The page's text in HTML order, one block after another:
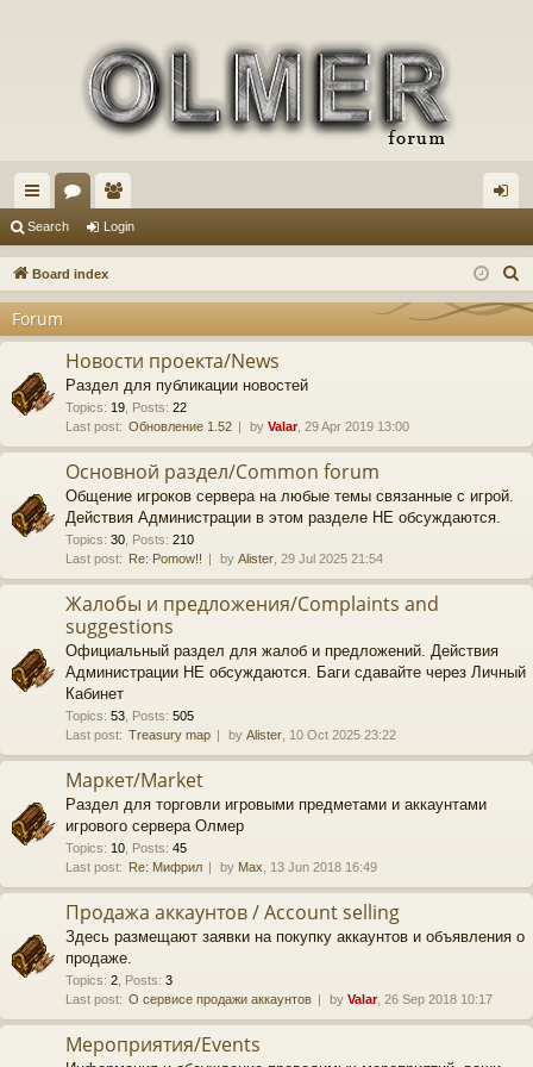
ui
ck
ks
or
u
s
e
m
rs
in
Search Login
Board index
Forum
Новости проекта/News
Раздел для публикации новостей
Topics: 19 Posts: 22
Last post: Обновление 1.52 by Valar, 29 Apr 2019 13:00
Основной раздел/Common forum
Общение игроков сервера на любые темы связанные с игрой.
Действия Администрации в этом разделе НЕ обсуждаются.
Topics: 30 Posts: 210
Last post: Re: Pomow!! by Alister , 29 Jul 2025 21:54
Жалобы и предложения/Complaints and
suggestions
Официальный раздел для жалоб и предложений. Действия
Администрации НЕ обсуждаются. Баги сдавайте через Личный
Кабинет
Topics: 53 Posts: 505
Last post: Treasury map by Alister , 10 Oct 2025 23:22
Маркет/Market
Раздел для торговли игровыми предметами и аккаунтами
игрового сервера Олмер
Topics: 10 Posts: 45
Last post: Re: Мифрил by Max , 13 Jun 2018 16:49
Продажа аккаунтов / Account selling
Здесь размещают заявки на покупку аккаунтов и объявления о
продаже.
Topics: 2 Posts: 3
Last post: О сервисе продажи аккаунтов by Valar, 26 Sep 2018 10:17
Мероприятия/Events